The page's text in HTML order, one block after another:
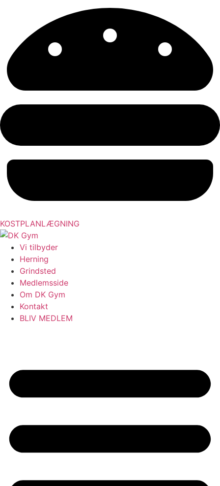
KOSTPLANLÆGNING
Vi tilbyder
Herning
Grindsted
Medlemsside
Om DK Gym
Kontakt
BLIV MEDLEM